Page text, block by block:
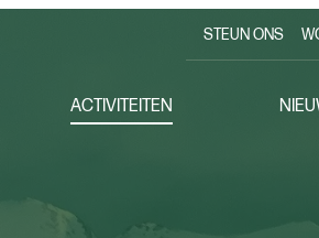
STEUN ONS
ACTIVITEITEN